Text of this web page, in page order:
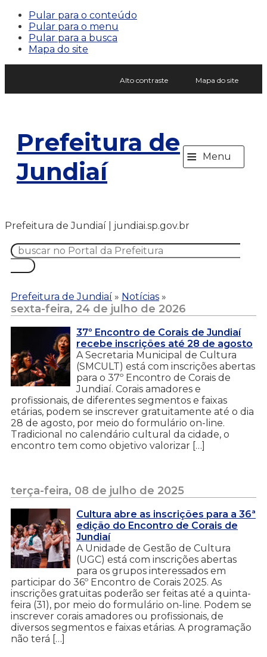
Pular para o conteúdo
Pular para o menu
Pular para a busca
Mapa do site
Alto contraste Mapa do site
Prefeitura de
Jundiaí
≡ Menu
Prefeitura de Jundiaí | jundiai.sp.gov.br
Prefeitura de Jundiaí » Notícias »
sexta-feira, 24 de julho de 2026
37º Encontro de Corais de Jundiaí
recebe inscrições até 28 de agosto
A Secretaria Municipal de Cultura
(SMCULT) está com inscrições abertas
para o 37º Encontro de Corais de
Jundiaí. Corais amadores e
profissionais, de diferentes segmentos e faixas
etárias, podem se inscrever gratuitamente até o dia
28 de agosto, por meio do formulário on-line.
Tradicional no calendário cultural da cidade, o
encontro tem como objetivo valorizar […]
terça-feira, 08 de julho de 2025
Cultura abre as inscrições para a 36ª
edição do Encontro de Corais de
Jundiaí
A Unidade de Gestão de Cultura
(UGC) está com inscrições abertas
para os grupos interessados em
participar do 36º Encontro de Corais 2025. As
inscrições gratuitas poderão ser feitas até a quinta-
feira (31), por meio do formulário on-line. Podem se
inscrever corais amadores ou profissionais, de
diversos segmentos e faixas etárias. A programação
não terá […]